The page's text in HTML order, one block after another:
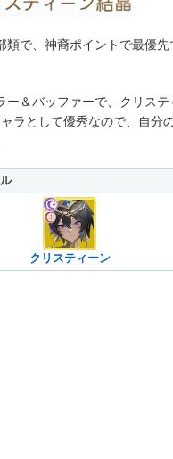
類で、神裔ポイントで最優先
＆バッファーで、クリステ
ラとして優秀なので、自分
クリスティーン